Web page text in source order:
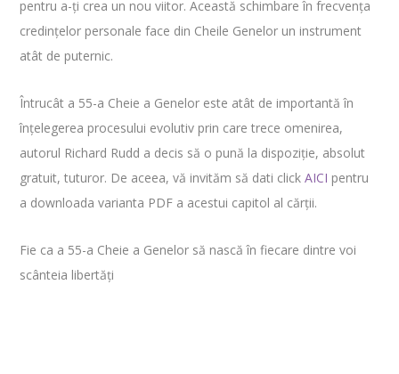
pentru a-ţi crea un nou viitor. Această schimbare în frecvenţa
credinţelor personale face din Cheile Genelor un instrument
atât de puternic.
Întrucât a 55-a Cheie a Genelor este atât de importantă în
înțelegerea procesului evolutiv prin care trece omenirea,
autorul Richard Rudd a decis să o pună la dispoziție, absolut
gratuit, tuturor. De aceea, vă invităm să dati clickAICI pentru
a downloada varianta PDF a acestui capitol al cărții.
Fie ca a 55-a Cheie a Genelor să nască în fiecare dintre voi
scânteia libertăți